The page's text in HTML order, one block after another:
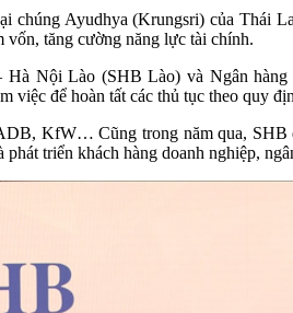
Ayudhya (Krungsri) của Thái
vốn, tăng cường năng lực tài chính.
Nội Lào (SHB Lào) và Ngân
việc để hoàn tất các thủ tục theo quy
KfW… Cũng trong năm qua, SHB
triển khách hàng doanh nghiệp,